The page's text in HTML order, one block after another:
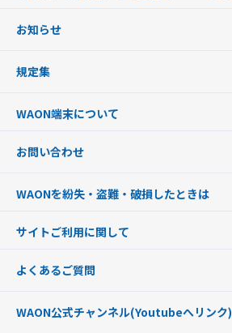
フードバンク応援WAON
ご当地WAON
G.G WAON
WAONカード・WAONカードプラス
モバイルWAON
提携WAONカード
お知らせ
規定集
WAON端末について
WAONネットステーション
新型WAONステーション
WAONチャージャーmini
お問い合わせ
WAONを紛失・盗難・破損したときは
WAONカードの拾得について
サイトご利用に関して
企業情報
よくあるご質問
WAON公式チャンネル(Youtubeへリンク)